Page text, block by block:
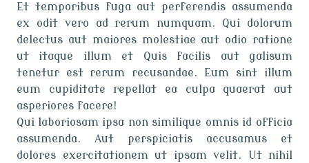
Et temporibus fuga aut perferendis assumenda
ex odit vero ad rerum numquam. Qui dolorum
delectus aut maiores molestiae aut odio ratione
ut itaque illum et Quis facilis aut galisum
tenetur est rerum recusandae. Eum sint illum
eum cupiditate repellat ea culpa quaerat aut
asperiores facere!
Qui laboriosam ipsa non similique omnis id officia
assumenda. Aut perspiciatis accusamus et
dolores exercitationem ut ipsam velit. Ut nihil